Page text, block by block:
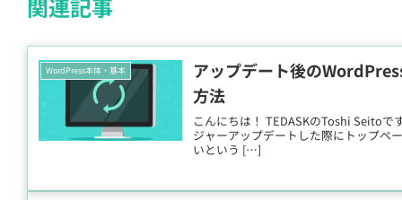
関連記事
WordPress本体・基本
アップデート後の
方法
こんにちは！ TEDASKのToshi Seito
ジャーアップデートした際にトップペ
いという […]